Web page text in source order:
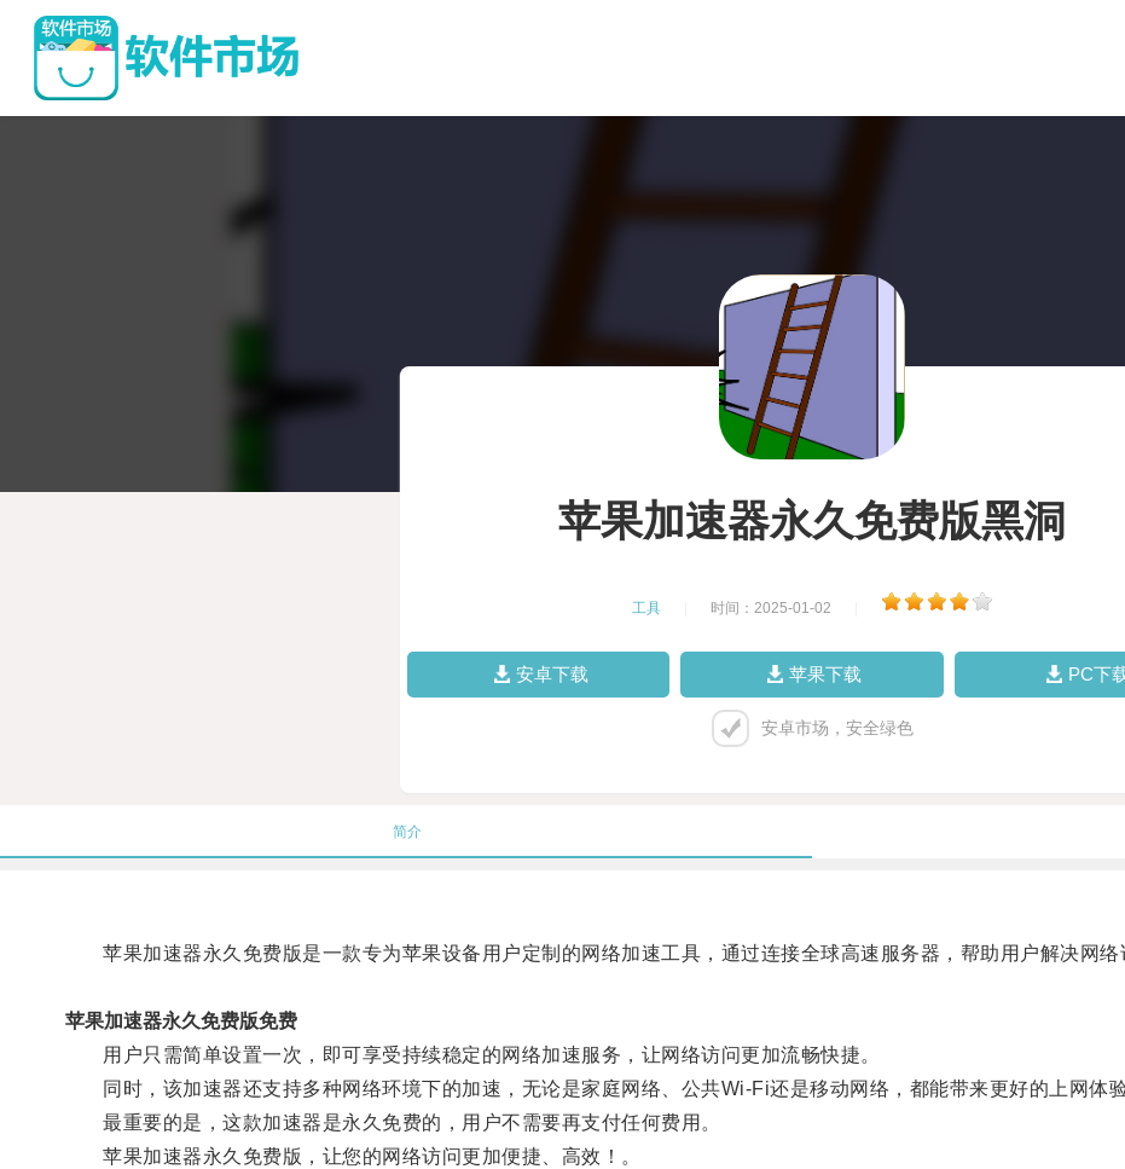
苹果加速器永久免费版黑洞
工具 时间：2025-01-02
安卓下载 苹果下载 PC下
安卓市场，安全绿色
简介
苹果加速器永久免费版是一款专为苹果设备用户定制的网络加速工具，通过连接全球高速服务器，帮助用户解决网络
苹果加速器永久免费版免费
用户只需简单设置一次，即可享受持续稳定的网络加速服务，让网络访问更加流畅快捷。
同时，该加速器还支持多种网络环境下的加速，无论是家庭网络、公共Wi-Fi还是移动网络，都能带来更好的上网体验
最重要的是，这款加速器是永久免费的，用户不需要再支付任何费用。
苹果加速器永久免费版，让您的网络访问更加便捷、高效！。